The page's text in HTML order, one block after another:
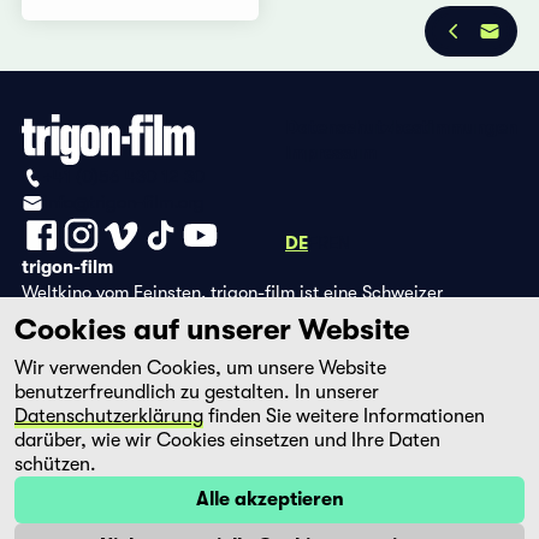
DE
trigon-film
Weltkino vom Feinsten. trigon-film ist eine Schweizer
Filmstiftung, die seit 1988 sorgfältig ausgewählte Filme aus
Lateinamerika, Asien, Afrika und dem östlichen Europa im
Kino herausbringt und eine eigene DVD-Edition sowie die
Streaming-Plattform filmingo betreibt.
Cookies auf unserer Website
Wir verwenden Cookies, um unsere Website
benutzerfreundlich zu gestalten. In unserer
Datenschutzerklärung finden Sie weitere Informationen
darüber, wie wir Cookies einsetzen und Ihre Daten
schützen.
Alle akzeptieren